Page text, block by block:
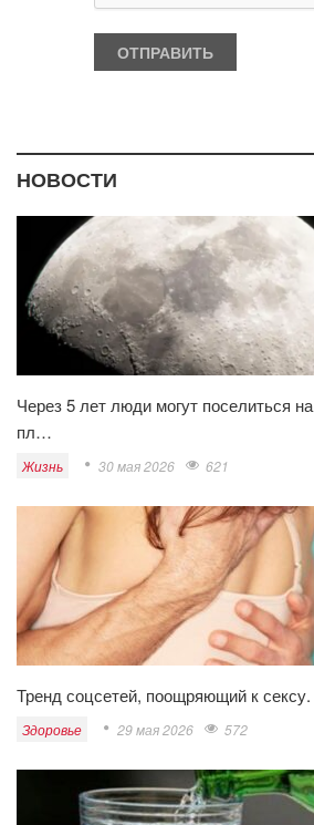
НОВОСТИ
Через 5 лет люди могут поселиться
пл…
Жизнь 30 мая 2026 621
Тренд соцсетей, поощряющий к
Здоровье 29 мая 2026 572